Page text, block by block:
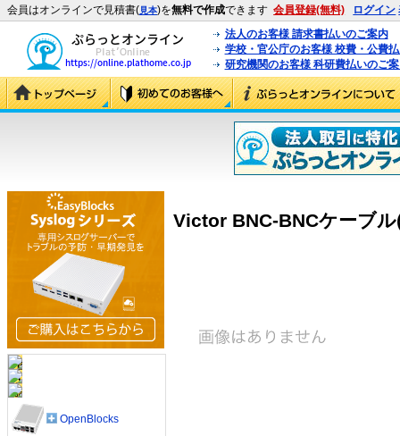
会員はオンラインで見積書(見本)を無料で作成できます 会員登録(無料) ログイン
法人のお客様 請求書払いのご案内
学校・官公庁のお客様 校費・公費
研究機関のお客様 科研費払いのご
Victor BNC-BNCケーブ
OpenBlocks